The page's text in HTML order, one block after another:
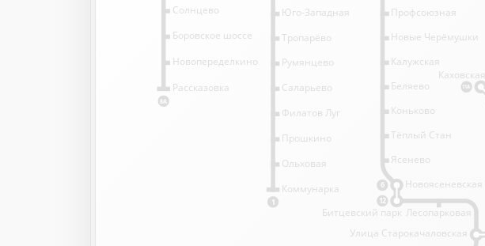
11А
6
12
1
8А
Профсоюзная
Новые Черёмушки
Калужская
Беляево
Коньково
Тёплый Стан
Ясенево
Новоясеневская
Саларьево
Румянцево
Тропарёво
Юго-Западная
Битцевский парк Лесопарковая
Улица Старокачаловская
Каховская
Рассказовка
Новопеределкино
Боровское шоссе
Солнцево
Филатов Луг
Прошкино
Ольховая
Коммунарка